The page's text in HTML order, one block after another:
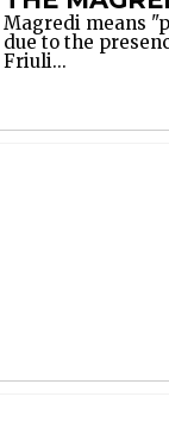
Magredi means
due to the
Friuli...